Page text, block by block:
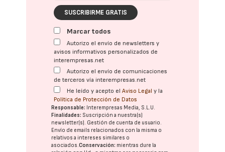
SUSCRIBIRME GRATIS
Marcar todos
Autorizo el envío de newsletters y
avisos informativos personalizados de
interempresas.net
Autorizo el envío de comunicaciones
de terceros vía interempresas.net
He leído y acepto elAviso Legal y la
Política de Protección de Datos
Responsable: Interempresas Media, S.L.U.
Finalidades: Suscripción a nuestra(s)
newsletter(s). Gestión de cuenta de usuario.
Envío de emails relacionados con la misma o
relativos a intereses similares o
asociados.Conservación: mientras dure la